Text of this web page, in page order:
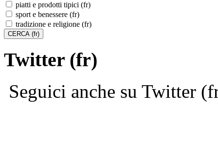
piatti e prodotti tipici (fr)
sport e benessere (fr)
tradizione e religione (fr)
Twitter (fr)
Seguici anche su Twitter